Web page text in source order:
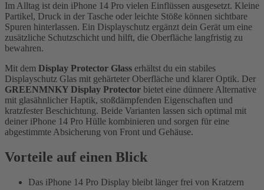
Im Alltag ist dein iPhone 14 Pro vielen Einflüssen ausgesetzt. Kleine
Partikel, Druck in der Tasche oder leichte Stöße können sichtbare
Spuren hinterlassen. Ein Displayschutz ergänzt dein Gerät um eine
zusätzliche Schutzschicht und hilft, die Oberfläche langfristig zu
bewahren.
Mit dem Display Protector Glass erhältst du ein stabiles
Displayschutz Glas mit gehärteter Oberfläche und klarer Optik. Der
GREENMNKY Display Protector bietet eine dünnere Alternative
mit glasähnlicher Haptik, stoßdämpfenden Eigenschaften und
kratzfester Beschichtung. Beide Varianten lassen sich optimal mit
deiner iPhone 14 Pro Hülle kombinieren und sorgen für eine
abgestimmte Absicherung von Front und Gehäuse.
Vorteile auf einen Blick
Das iPhone 14 Pro Display bleibt länger frei von Kratzern